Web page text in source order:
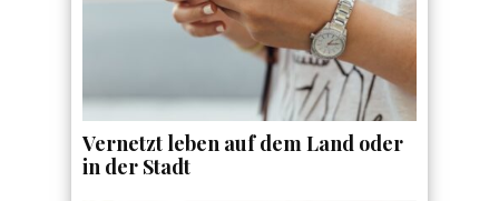
Vernetzt leben auf dem Land oder
in der Stadt